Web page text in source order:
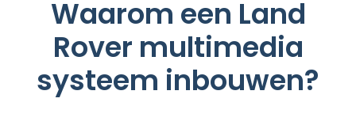
Waarom een Land
Rover multimedia
systeem inbouwen?